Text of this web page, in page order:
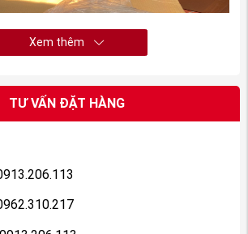
CRV 2016-2017 nguồn
phải một số vấn đề dẫn đến cỡ, hỏng.
ý đến những biểu hiện khi lái xe để biết
Xem thêm
TƯ VẤN ĐẶT HÀNG